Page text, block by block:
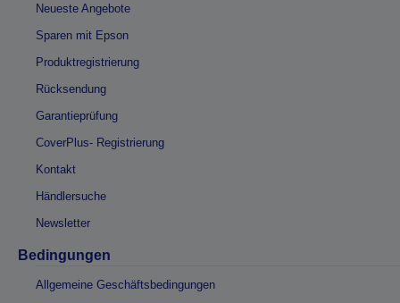
Neueste Angebote
Sparen mit Epson
Produktregistrierung
Rücksendung
Garantieprüfung
CoverPlus- Registrierung
Kontakt
Händlersuche
Newsletter
Bedingungen
Allgemeine Geschäftsbedingungen